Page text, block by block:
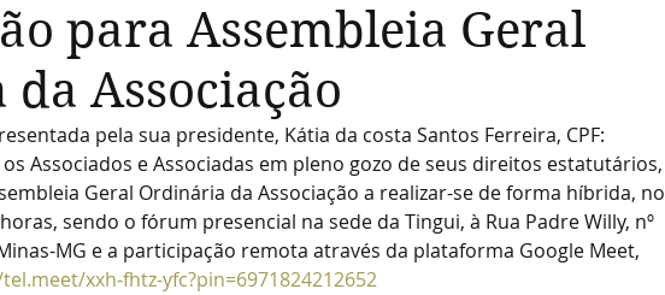
para Assembleia Geral
Associação
pela sua presidente, Kátia da costa Santos Ferreira, CPF:
os Associados e Associadas em pleno gozo de seus direitos estatutários,
Geral Ordinária da Associação a realizar-se de forma híbrida, no
sendo o fórum presencial na sede da Tingui, à Rua Padre Willy, nº
MG e a participação remota através da plataforma Google Meet,
xxh-fhtz-yfc?pin=6971824212652